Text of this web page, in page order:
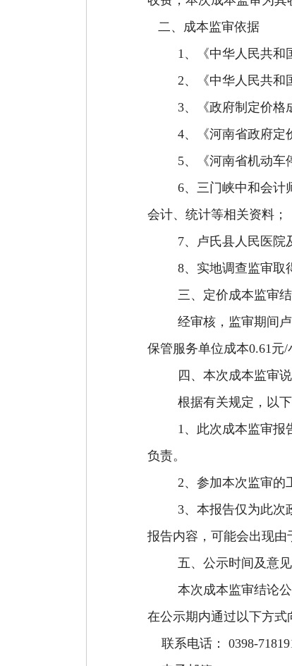
二、 成本监审依据
1、
《中华人民共和
2、《中华人民共和
3、《政府制定价格
4、《河南省政府定
5、《河南省机动车
6、三门峡中和会计
会计、统计等相关资料；
7、卢氏县人民医院
8、实地调查监审取
三、 定价成本监审
经审核，监审期间
保管服务单位成本0.61元
四、本次成本监审
根据有关规定，以
1、 此次成本监审报
负责。
2、 参加本次监审的
3、本报告仅为此次
报告内容，可能会出现
五、公示时间及意
本次成本监审结论
在公示期内通过以下方式
联系电话：
0398-